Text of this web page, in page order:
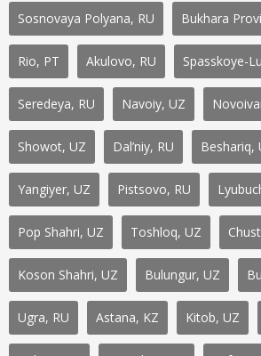
Sosnovaya Polyana, RU Bukhara
Rio, PT Akulovo, RU Spasskoye-
Seredeya, RU Navoiy, UZ
Showot, UZ Dal’niy, RU Beshariq,
Yangiyer, UZ Pistsovo, RU
Pop Shahri, UZ Toshloq, UZ
Koson Shahri, UZ Bulungur, UZ
Ugra, RU Astana, KZ Kitob, UZ